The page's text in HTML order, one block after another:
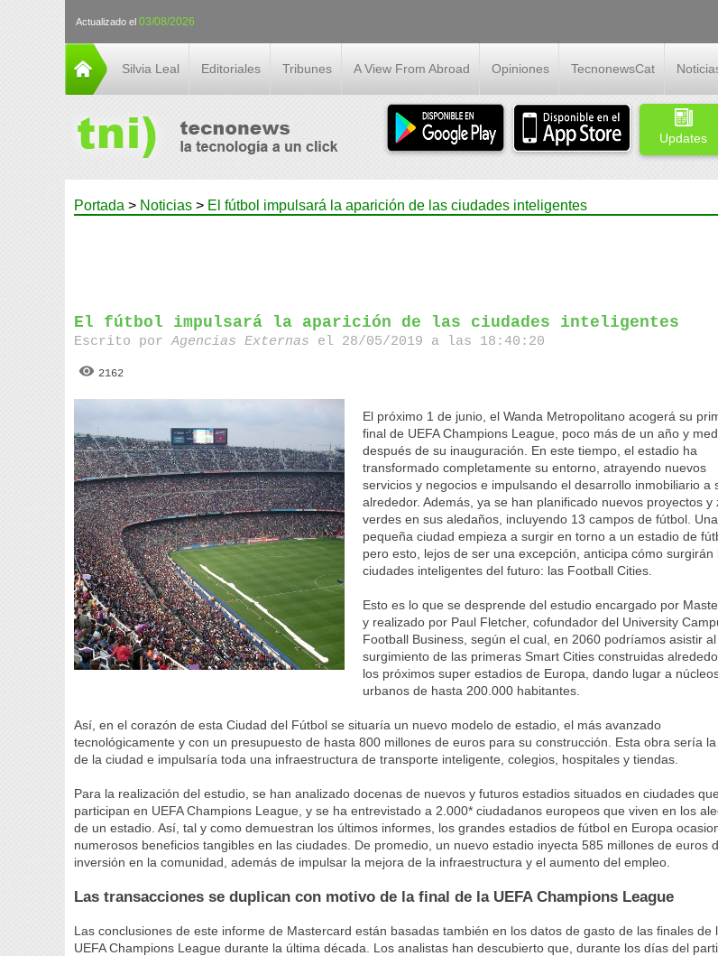
Actualizado el 03/08/2026
Silvia Leal Editoriales Tribunes A View From Abroad Opiniones TecnonewsCat
Updates
Portada > Noticias > El fútbol impulsará la aparición de las ciudades inteligentes
El fútbol impulsará la aparición de las ciudades inteligentes
Escrito porAgencias Externas el 28/05/2019 a las 18:40:20
2162
El próximo 1 de junio, el Wanda Metropolitano acogerá su
final de UEFA Champions League, poco más de un año y
después de su inauguración. En este tiempo, el estadio ha
transformado completamente su entorno, atrayendo nuevos
servicios y negocios e impulsando el desarrollo inmobiliario a
alrededor. Además, ya se han planificado nuevos proyectos y
verdes en sus aledaños, incluyendo 13 campos de fútbol. Una
pequeña ciudad empieza a surgir en torno a un estadio de
pero esto, lejos de ser una excepción, anticipa cómo surgirán
ciudades inteligentes del futuro: las Football Cities.
Esto es lo que se desprende del estudio encargado por
y realizado por Paul Fletcher, cofundador del University
Football Business, según el cual, en 2060 podríamos asistir al
surgimiento de las primeras Smart Cities construidas
los próximos super estadios de Europa, dando lugar a
urbanos de hasta 200.000 habitantes.
Así, en el corazón de esta Ciudad del Fútbol se situaría un nuevo modelo de estadio, el más avanzado
tecnológicamente y con un presupuesto de hasta 800 millones de euros para su construcción. Esta obra sería la
de la ciudad e impulsaría toda una infraestructura de transporte inteligente, colegios, hospitales y tiendas.
Para la realización del estudio, se han analizado docenas de nuevos y futuros estadios situados en ciudades que
participan en UEFA Champions League, y se ha entrevistado a 2.000* ciudadanos europeos que viven en los
de un estadio. Así, tal y como demuestran los últimos informes, los grandes estadios de fútbol en Europa
numerosos beneficios tangibles en las ciudades. De promedio, un nuevo estadio inyecta 585 millones de euros
inversión en la comunidad, además de impulsar la mejora de la infraestructura y el aumento del empleo.
Las transacciones se duplican con motivo de la final de la UEFA Champions League
Las conclusiones de este informe de Mastercard están basadas también en los datos de gasto de las finales de
UEFA Champions League durante la última década. Los analistas han descubierto que, durante los días del